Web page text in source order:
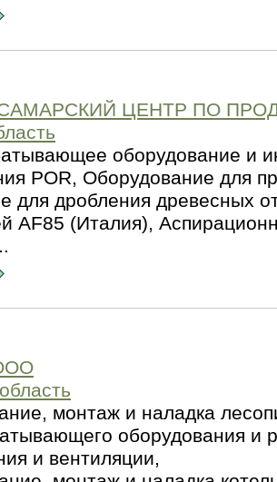
ЦЕНТР ПО
оборудование и
POR, Оборудование для
для дробления древесных
AF85 (Италия),
монтаж и наладка
оборудования и
и вентиляции,